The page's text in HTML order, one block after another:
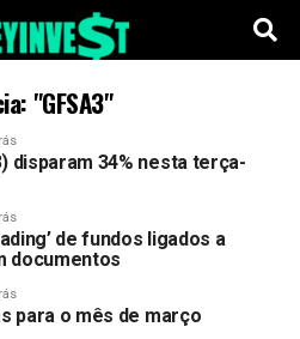
"GFSA3"
disparam 34% nesta terça-
de fundos ligados a
documentos
para o mês de março